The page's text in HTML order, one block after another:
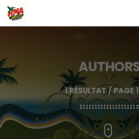
1 RÉSULTAT / PAGE 1